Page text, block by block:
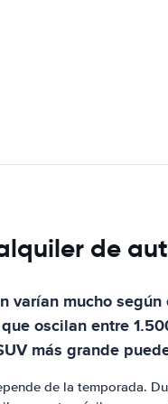
de
varían mucho
oscilan entre
más grande
de la temporada.